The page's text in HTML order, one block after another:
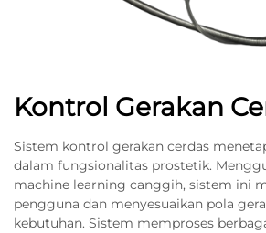
Kontrol Gerakan
Sistem kontrol gerakan cerdas
dalam fungsionalitas prostetik.
machine learning canggih, sistem ini
pengguna dan menyesuaikan pola
kebutuhan. Sistem memproses